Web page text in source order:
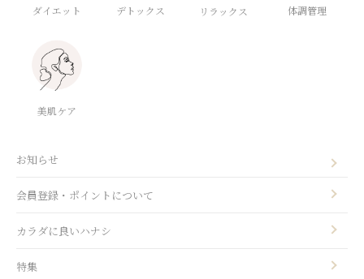
ダイエット デトックス リラックス 体調管理
美肌ケア
お知らせ
会員登録・ポイントについて
カラダに良いハナシ
特集